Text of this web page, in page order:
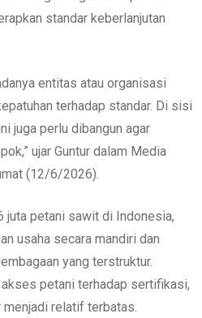
standar keberlanjutan
entitas atau organisasi
terhadap standar. Di sisi
juga perlu dibangun agar
ujar Guntur dalam Media
(12/6/2026).
juta petani sawit di Indonesia,
usaha secara mandiri dan
yang terstruktur.
petani terhadap sertifikasi,
menjadi relatif terbatas.